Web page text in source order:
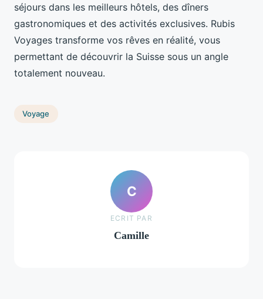
séjours dans les meilleurs hôtels, des dîners
gastronomiques et des activités exclusives. Rubis
Voyages transforme vos rêves en réalité, vous
permettant de découvrir la Suisse sous un angle
totalement nouveau.
Voyage
C
ECRIT PAR
Camille